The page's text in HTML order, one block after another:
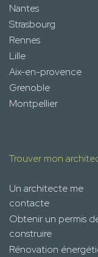
Nantes
Strasbourg
Rennes
Lille
Aix-en-provence
Grenoble
Montpellier
Trouver mon
Un architecte me
contacte
Obtenir un permis
construire
Rénovation